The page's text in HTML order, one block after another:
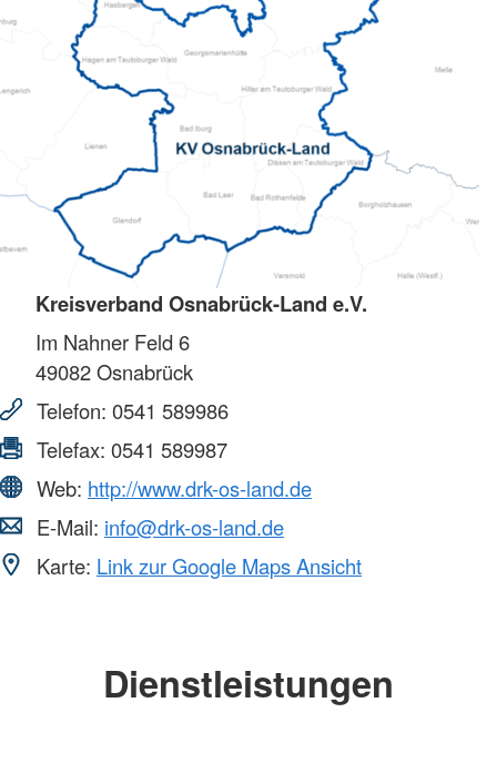
Kreisverband Osnabrück-Land e.V.
Im Nahner Feld 6
49082Osnabrück
Telefon: 0541 589986
Telefax: 0541 589987
Web: http://www.drk-os-land.de
E-Mail: info@drk-os-land.de
Karte: Link zur Google Maps Ansicht
Dienstleistungen